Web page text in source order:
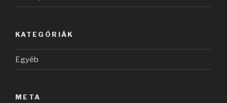
KATEGÓRIÁK
Egyéb
META